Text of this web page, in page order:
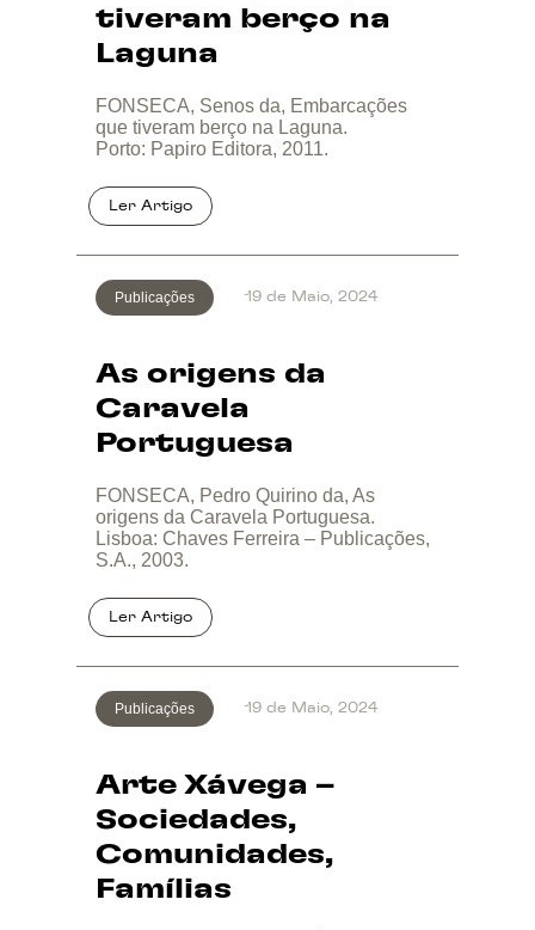
tiveram berço na
Laguna
FONSECA, Senos da, Embarcações
que tiveram berço na Laguna.
Porto: Papiro Editora, 2011.
Publicações
As origens da
Caravela
Portuguesa
19 de Maio, 2024
FONSECA, Pedro Quirino da, As
origens da Caravela Portuguesa.
Lisboa: Chaves Ferreira – Publicações,
S.A., 2003.
Publicações
Arte Xávega –
Sociedades,
Comunidades,
Famílias
19 de Maio, 2024